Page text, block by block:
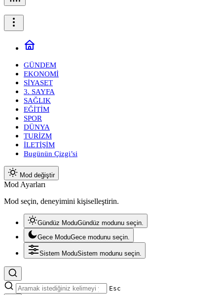
GÜNDEM
EKONOMİ
SİYASET
3. SAYFA
SAĞLIK
EĞİTİM
SPOR
DÜNYA
TURİZM
İLETİŞİM
Bugünün Çizgi’si
Mod değiştir
Mod Ayarları
Mod seçin, deneyimini kişiselleştirin.
Gündüz ModuGündüz modunu seçin.
Gece ModuGece modunu seçin.
Sistem ModuSistem modunu seçin.
Esc